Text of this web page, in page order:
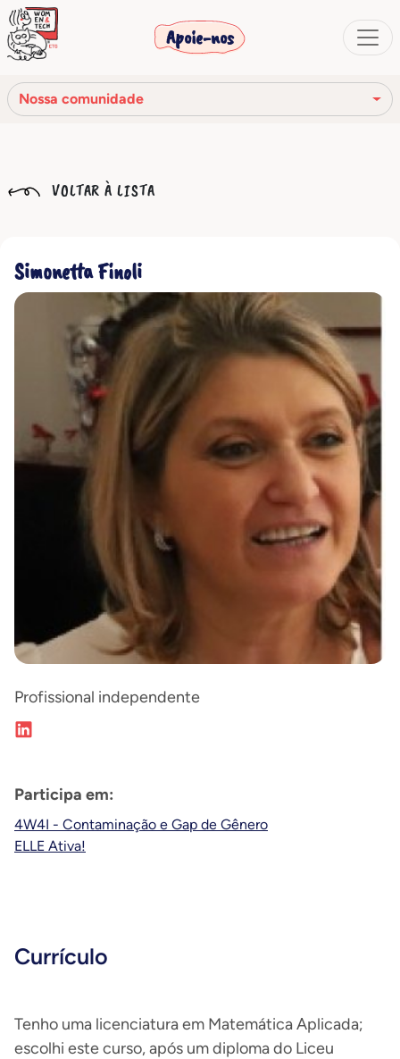
Apoie-nos
Nossa comunidade
Nossa rede
Nossa comunidade
VOLTAR À LISTA
Simonetta Finoli
Profissional independente
Participa em:
4W4I - Contaminação e Gap de Gênero
ELLE Ativa!
Currículo
Tenho uma licenciatura em Matemática Aplicada;
escolhi este curso, após um diploma do Liceu